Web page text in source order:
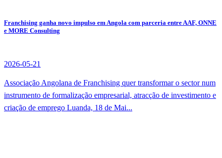
Franchising ganha novo impulso em Angola com parceria entre AAF, ONNE
e MORE Consulting
2026-05-21
Associação Angolana de Franchising quer transformar o sector num
instrumento de formalização empresarial, atracção de investimento e
criação de emprego Luanda, 18 de Mai...